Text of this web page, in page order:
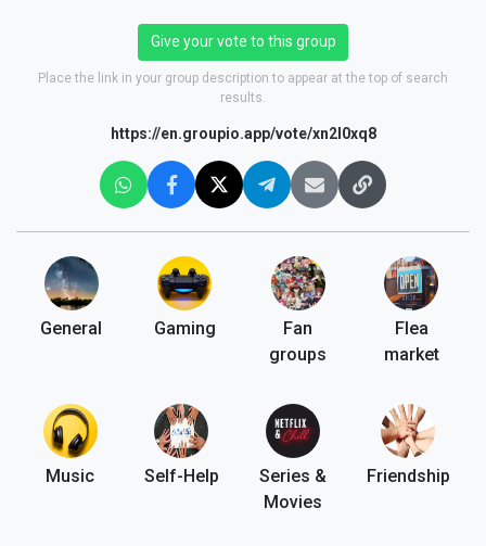
Give your vote to this group
Place the link in your group description to appear at the top of search
results.
https://en.groupio.app/vote/xn2l0xq8
General Gaming
Fan
groups
Flea
market
Music Self-Help
Series &
Movies
Friendship